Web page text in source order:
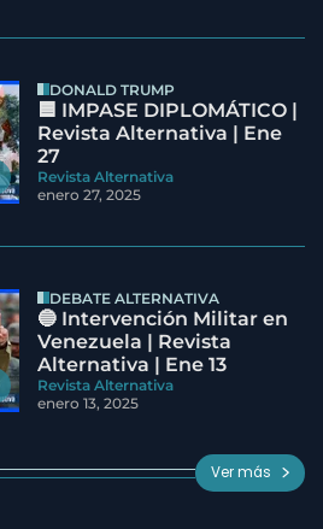
DONALD TRUMP
🟦 IMPASE DIPLOMÁTICO |
Revista Alternativa | Ene
27
Revista Alternativa
enero 27, 2025
DEBATE ALTERNATIVA
🔵 Intervención Militar en
Venezuela | Revista
Alternativa | Ene 13
Revista Alternativa
enero 13, 2025
Ver más